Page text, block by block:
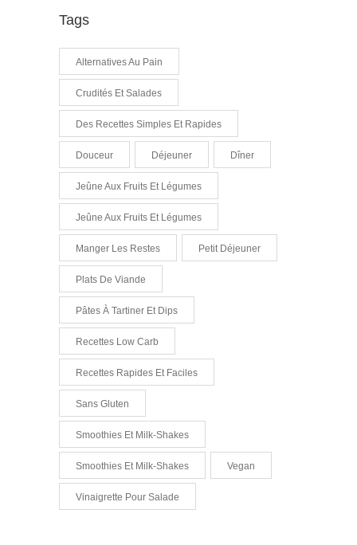
Tags
Alternatives Au Pain
Crudités Et Salades
Des Recettes Simples Et Rapides
Douceur Déjeuner Dîner
Jeûne Aux Fruits Et Légumes
Jeûne Aux Fruits Et Légumes
Manger Les Restes Petit Déjeuner
Plats De Viande
Pâtes À Tartiner Et Dips
Recettes Low Carb
Recettes Rapides Et Faciles
Sans Gluten
Smoothies Et Milk-Shakes
Smoothies Et Milk-Shakes Vegan
Vinaigrette Pour Salade